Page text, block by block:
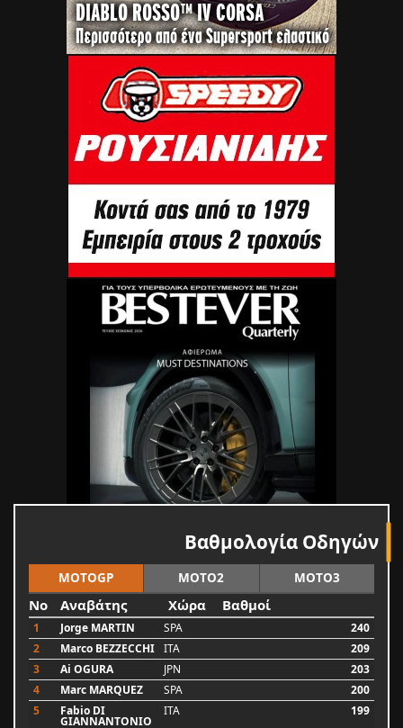
Βαθμολογία Οδηγών
MOTOGP MOTO2 MOTO3
No Αναβάτης Χώρα Βαθμοί
1 Jorge MARTIN SPA
240
2
Marco BEZZECCHI ITA
209
3
Ai OGURA JPN
203
4
Marc MARQUEZ SPA
200
5
Fabio DI
GIANNANTONIO
ITA 199